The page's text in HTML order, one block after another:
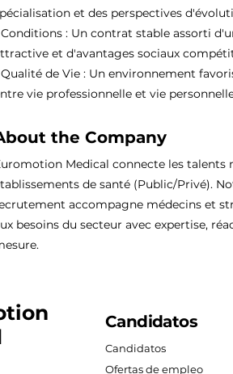
et des perspectives
: Un contrat stable assorti
et d'avantages sociaux
de Vie : Un environnement
vie professionnelle et vie
the Company
Medical connecte les talents
de santé (Public/Privé).
accompagne médecins et
besoins du secteur avec expertise,
Candidatos
Candidatos
Ofertas de empleo